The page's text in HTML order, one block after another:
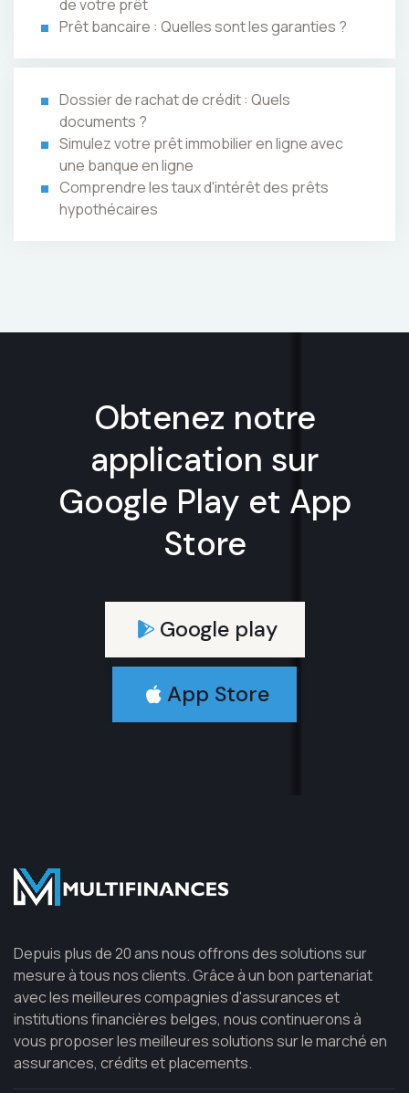
de votre prêt
Prêt bancaire : Quelles sont les garanties ?
Dossier de rachat de crédit : Quels
documents ?
Simulez votre prêt immobilier en ligne avec
une banque en ligne
Comprendre les taux d'intérêt des prêts
hypothécaires
Obtenez notre
application sur
Google Play et App
Store
Google play
App Store
Depuis plus de 20 ans nous offrons des solutions sur
mesure à tous nos clients. Grâce à un bon partenariat
avec les meilleures compagnies d'assurances et
institutions financières belges, nous continuerons à
vous proposer les meilleures solutions sur le marché en
assurances, crédits et placements.